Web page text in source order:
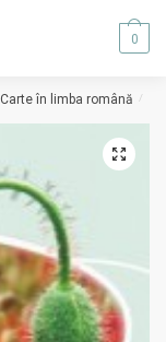
0
Carte în limba română /